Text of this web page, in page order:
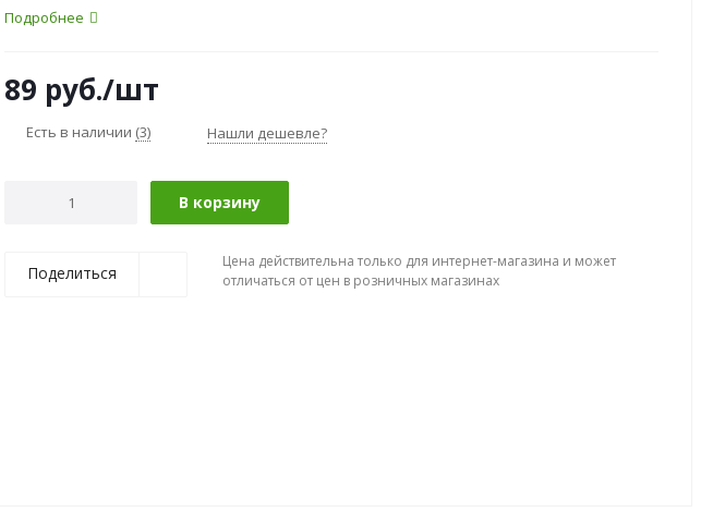
Подробнее
89 руб./шт
Есть в наличии (3) Нашли дешевле?
В корзину
Поделиться
Цена действительна только для интернет-магазина и может
отличаться от цен в розничных магазинах